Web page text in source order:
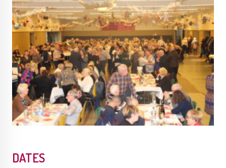
Publications
municipales
Enquêtes publiques
Conseil Municipal Transition écologique
Qualité de l'air
DATES